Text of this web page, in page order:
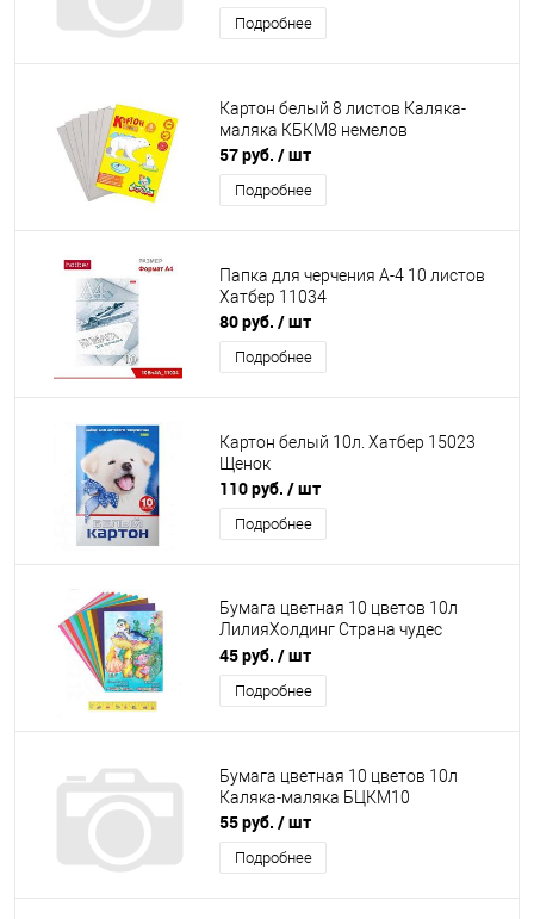
Подробнее
Картон белый 8 листов Каляка-
маляка КБКМ8 немелов
57 руб. / шт
Подробнее
Папка для черчения А-4 10 листов
Хатбер 11034
80 руб. / шт
Подробнее
Картон белый 10л. Хатбер 15023
Щенок
110 руб. / шт
Подробнее
Бумага цветная 10 цветов 10л
ЛилияХолдинг Страна чудес
ЦБ-0229
45 руб. / шт
Подробнее
Бумага цветная 10 цветов 10л
Каляка-маляка БЦКМ10
55 руб. / шт
Подробнее